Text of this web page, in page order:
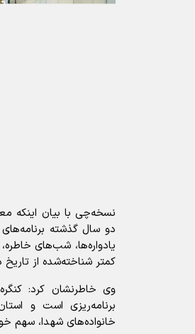
نسخه‌چی با بیان اینکه
دو سال گذشته
یادواره‌ها، شب‌های
کمتر شناخته‌شده از
وی خاطرنشان کرد:
برنامه‌ریزی است و
خانواده‌های شهدا، سهم